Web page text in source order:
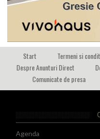
Start Termeni si
Despre Anunturi Direct
Comunicate de presa
Agenda